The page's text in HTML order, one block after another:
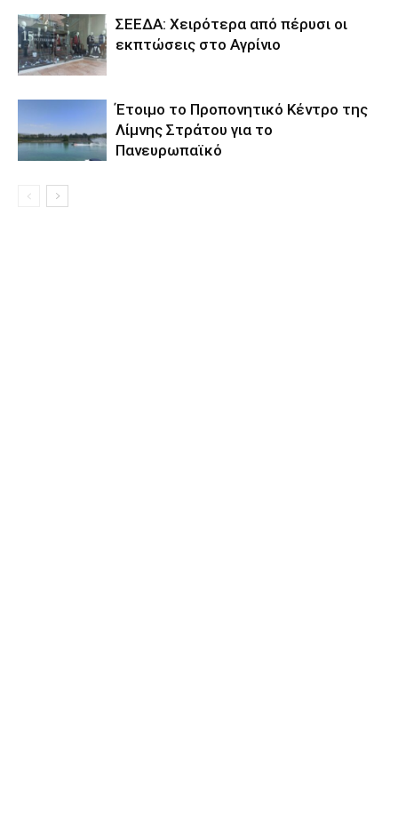
ΣΕΕΔΑ: Χειρότερα από πέρυσι οι
εκπτώσεις στο Αγρίνιο
Έτοιμο το Προπονητικό Κέντρο της
Λίμνης Στράτου για το
Πανευρωπαϊκό